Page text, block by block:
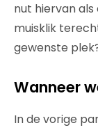
nut hiervan
muisklik
gewenste
Wanneer
In de vorige